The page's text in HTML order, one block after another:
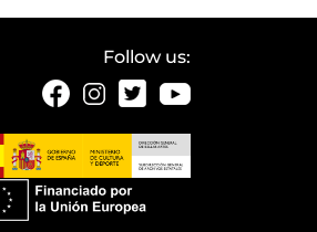
Follow us: